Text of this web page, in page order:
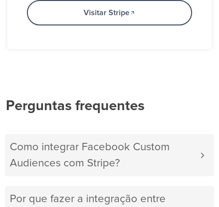
Visitar Stripe
Perguntas frequentes
Como integrar Facebook Custom
Audiences com Stripe?
Por que fazer a integração entre